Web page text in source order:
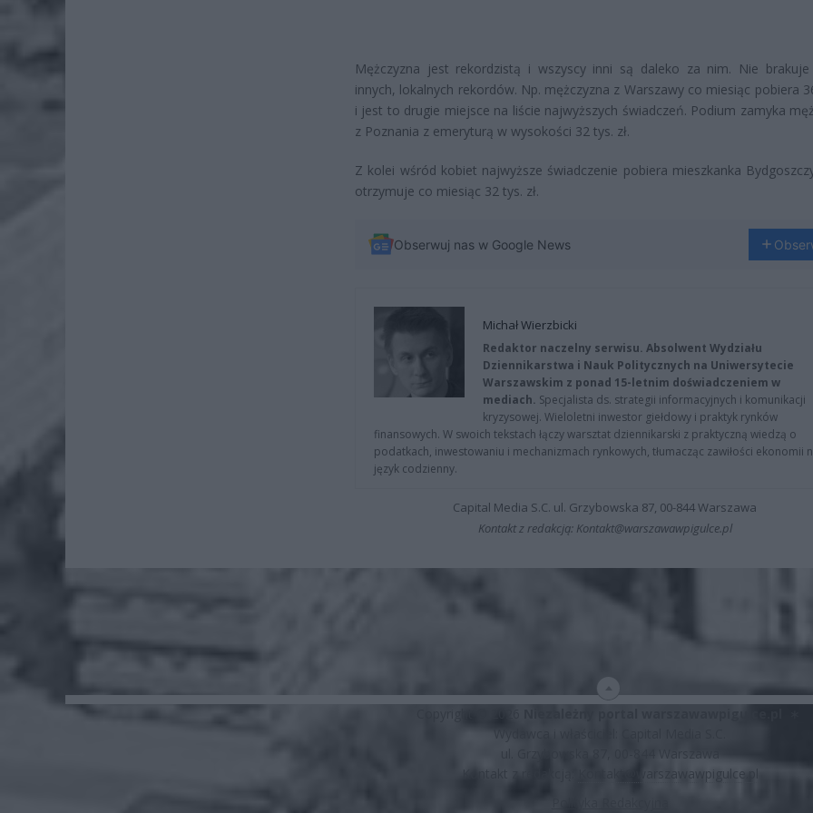
Mężczyzna jest rekordzistą i wszyscy inni są daleko za nim. Nie brakuje
innych, lokalnych rekordów. Np. mężczyzna z Warszawy co miesiąc pobiera
i jest to drugie miejsce na liście najwyższych świadczeń. Podium zamyka
z Poznania z emeryturą w wysokości 32 tys. zł.
Z kolei wśród kobiet najwyższe świadczenie pobiera mieszkanka
otrzymuje co miesiąc 32 tys. zł.
Obserwuj nas w Google News
Michał Wierzbicki
Redaktor naczelny serwisu. Absolwent Wydziału
Dziennikarstwa i Nauk Politycznych na Uniwersytecie
Warszawskim z ponad 15-letnim doświadczeniem w
mediach. Specjalista ds. strategii informacyjnych i komunikacji
kryzysowej. Wieloletni inwestor giełdowy i praktyk rynków
finansowych. W swoich tekstach łączy warsztat dziennikarski z praktyczną wiedzą o
podatkach, inwestowaniu i mechanizmach rynkowych, tłumacząc zawiłości ekonomii
język codzienny.
Capital Media S.C. ul. Grzybowska 87, 00-844 Warszawa
Kontakt z redakcją: Kontakt@warszawawpigulce.pl
Kontakt z redakcją:
Kontakt@warszawawpigulce.pl